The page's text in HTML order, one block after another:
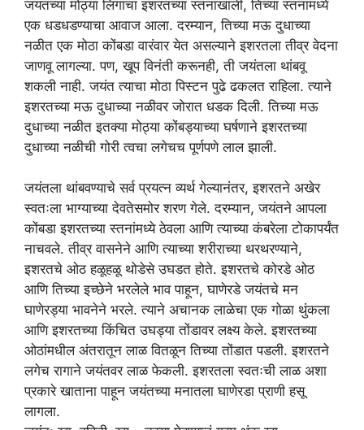
जयंतच्या मोठ्या लिंगाचा इशरतच्या स्तनांखाली, तिच्या स्तनांमध्ये
एक धडधडण्याचा आवाज आला. दरम्यान, तिच्या मऊ दुधाच्या
नळीत एक मोठा कोंबडा वारंवार येत असल्याने इशरतला तीव्र वेदना
जाणवू लागल्या. पण, खूप विनंती करूनही, ती जयंतला थांबवू
शकली नाही. जयंत त्याचा मोठा पिस्टन पुढे ढकलत राहिला. त्याने
इशरतच्या मऊ दुधाच्या नळीवर जोरात धडक दिली. तिच्या मऊ
दुधाच्या नळीत इतक्या मोठ्या कोंबड्याच्या घर्षणाने इशरतच्या
दुधाच्या नळीची गोरी त्वचा लगेचच पूर्णपणे लाल झाली.
जयंतला थांबवण्याचे सर्व प्रयत्न व्यर्थ गेल्यानंतर, इशरतने अखेर
स्वतःला भाग्याच्या देवतेसमोर शरण गेले. दरम्यान, जयंतने आपला
कोंबडा इशरतच्या स्तनांमध्ये ठेवला आणि त्याच्या कंबरेला टोकापर्यंत
नाचवले. तीव्र वासनेने आणि त्याच्या शरीराच्या थरथरण्याने,
इशरतचे ओठ हळूहळू थोडेसे उघडत होते. इशरतचे कोरडे ओठ
आणि तिच्या इच्छेने भरलेले भाव पाहून, घाणेरडे जयंतचे मन
घाणेरड्या भावनेने भरले. त्याने अचानक लाळेचा एक गोळा थुंकला
आणि इशरतच्या किंचित उघड्या तोंडावर लक्ष्य केले. इशरतच्या
ओठांमधील अंतरातून लाळ वितळून तिच्या तोंडात पडली. इशरतने
लगेच रागाने जयंतवर लाळ फेकली. इशरतला स्वतःची लाळ अशा
प्रकारे खाताना पाहून जयंतच्या मनातला घाणेरडा प्राणी हसू
लागला.